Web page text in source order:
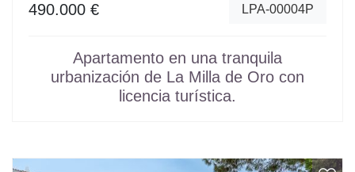
490.000 € LPA-00004P
Apartamento en una tranquila
urbanización de La Milla de Oro con
licencia turística.